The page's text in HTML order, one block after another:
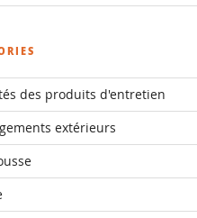
des produits d'entretien
extérieurs